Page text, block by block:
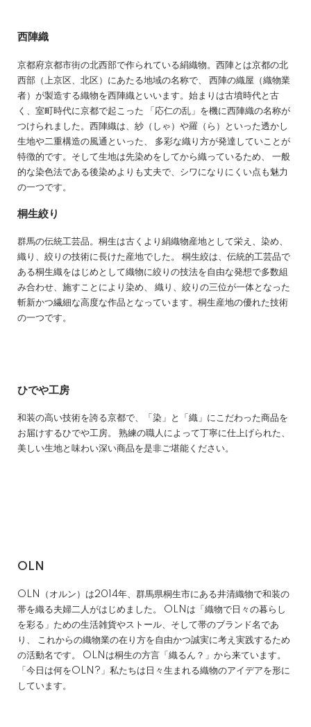
西陣織
京都府京都市街の北西部で作られている絹織物。西陣とは京都の北
西部（上京区、北区）にあたる地域の名称で、 西陣の織屋（織物業
者）が製造する織物を西陣織といいます。始まりは古墳時代と古
く、室町時代に京都で起こった 「応仁の乱」を機に西陣織の名称が
つけられました。西陣織は、紗（しゃ）や羅（ら）といった透かし
生地や二重構造の風通といった、 多彩な織り方が発達していことが
特徴的です。そして生地は先染めをしてから織っているため、 一般
的な染色法である後染めよりも丈夫で、シワになりにくい点も魅力
の一つです。
桐生絞り
群馬の伝統工芸品。桐生は古くより絹織物産地として栄え、染め、
織り、絞りの技術に長けた産地でした。 桐生絞は、伝統的工芸品で
ある桐生織をはじめとして織物に絞りの技法を自由な発想で多数組
み合わせ、施すことにより染め、 織り、絞りの三位が一体となった
斬新かつ繊細な高度な作品となっています。桐生産地の優れた技術
の一つです。
ひでや工房
和装の高い技術を誇る京都で、「染」と「織」にこだわった商品を
お届けするひでや工房。 熟練の職人によって丁寧に仕上げられた、
美しい生地と味わい深い商品を是非ご堪能ください。
OLN
OLN（オルン）は2014年、群馬県桐生市にある井清織物で和装の
帯を織る夫婦二人がはじめました。 OLNは「織物で日々の暮らし
を彩る」ための生活雑貨やストール、そして帯のブランド名であ
り、 これからの織物業の在り方を自由かつ誠実に考え実践するため
の活動名です。 OLNは桐生の方言「織るん？」から来ています。
「今日は何をOLN?」私たちは日々生まれる織物のアイデアを形に
しています。